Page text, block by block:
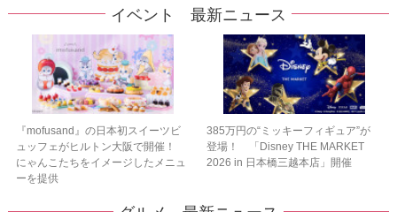
イベント 最新ニュース
『mofusand』の日本初スイーツビ
ュッフェがヒルトン大阪で開催！
にゃんこたちをイメージしたメニュ
ーを提供
385万円の“ミッキーフィギュア”が
登場！ 「Disney THE MARKET
2026 in 日本橋三越本店」開催